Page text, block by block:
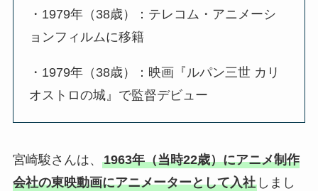
・1979年（38歳）：テレコム・アニメーシ
ョンフィルムに移籍
・1979年（38歳）：映画『ルパン三世 カリ
オストロの城』で監督デビュー
宮崎駿さんは、 1963年（当時22歳）にアニメ制作
会社の東映動画にアニメーターとして入社しまし